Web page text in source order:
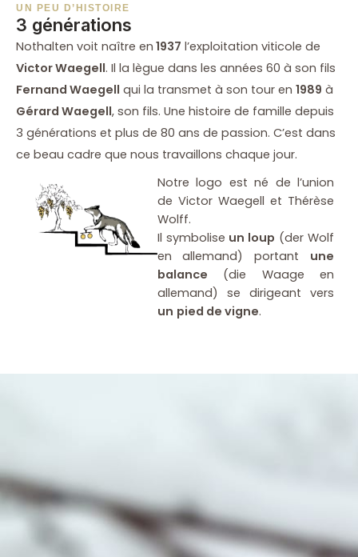
UN PEU D’HISTOIRE
3 générations
Nothalten voit naître en 1937 l’exploitation viticole de
Victor Waegell. Il la lègue dans les années 60 à son fils
Fernand Waegell qui la transmet à son tour en 1989 à
Gérard Waegell, son fils. Une histoire de famille depuis
3 générations et plus de 80 ans de passion. C’est dans
ce beau cadre que nous travaillons chaque jour.
Notre logo est né de l’union
de Victor Waegell et Thérèse
Wolff.
Il symbolise un loup (der Wolf
en allemand) portant une
balance (die Waage en
allemand) se dirigeant vers
un pied de vigne.